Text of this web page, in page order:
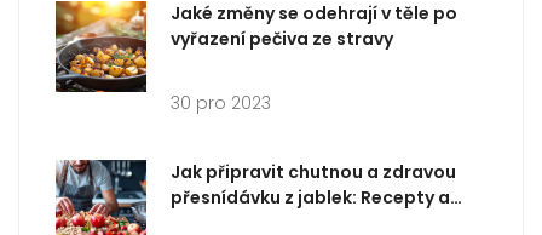
Jaké změny se odehrají v těle po
vyřazení pečiva ze stravy
30 pro 2023
Jak připravit chutnou a zdravou
přesnídávku z jablek: Recepty a